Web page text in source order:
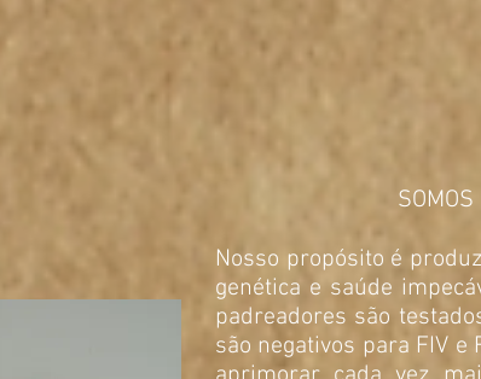
Nosso propósito é
genética e saúde
padreadores são
são negativos para FIV e